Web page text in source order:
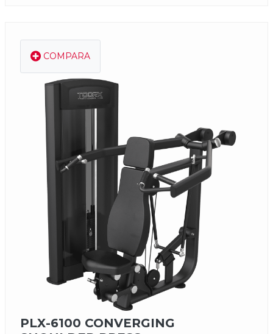
COMPARA
PLX-6100 CONVERGING